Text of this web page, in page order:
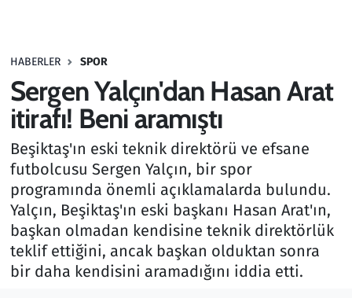
HABERLER SPOR
Sergen Yalçın'dan Hasan Arat
itirafı! Beni aramıştı
Beşiktaş'ın eski teknik direktörü ve efsane
futbolcusu Sergen Yalçın, bir spor
programında önemli açıklamalarda bulundu.
Yalçın, Beşiktaş'ın eski başkanı Hasan Arat'ın,
başkan olmadan kendisine teknik direktörlük
teklif ettiğini, ancak başkan olduktan sonra
bir daha kendisini aramadığını iddia etti.
Haber
Kültür Sanat
Kurumsal Haberler
Lezzet Durağı
Memur ve Kamu
Otomobil